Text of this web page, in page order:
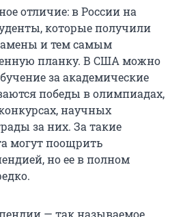
отличие: в России на
которые получили
и тем самым
планку. В США можно
за академические
победы в олимпиадах,
научных
за них. За такие
могут поощрить
но ее в полном
— так называемое